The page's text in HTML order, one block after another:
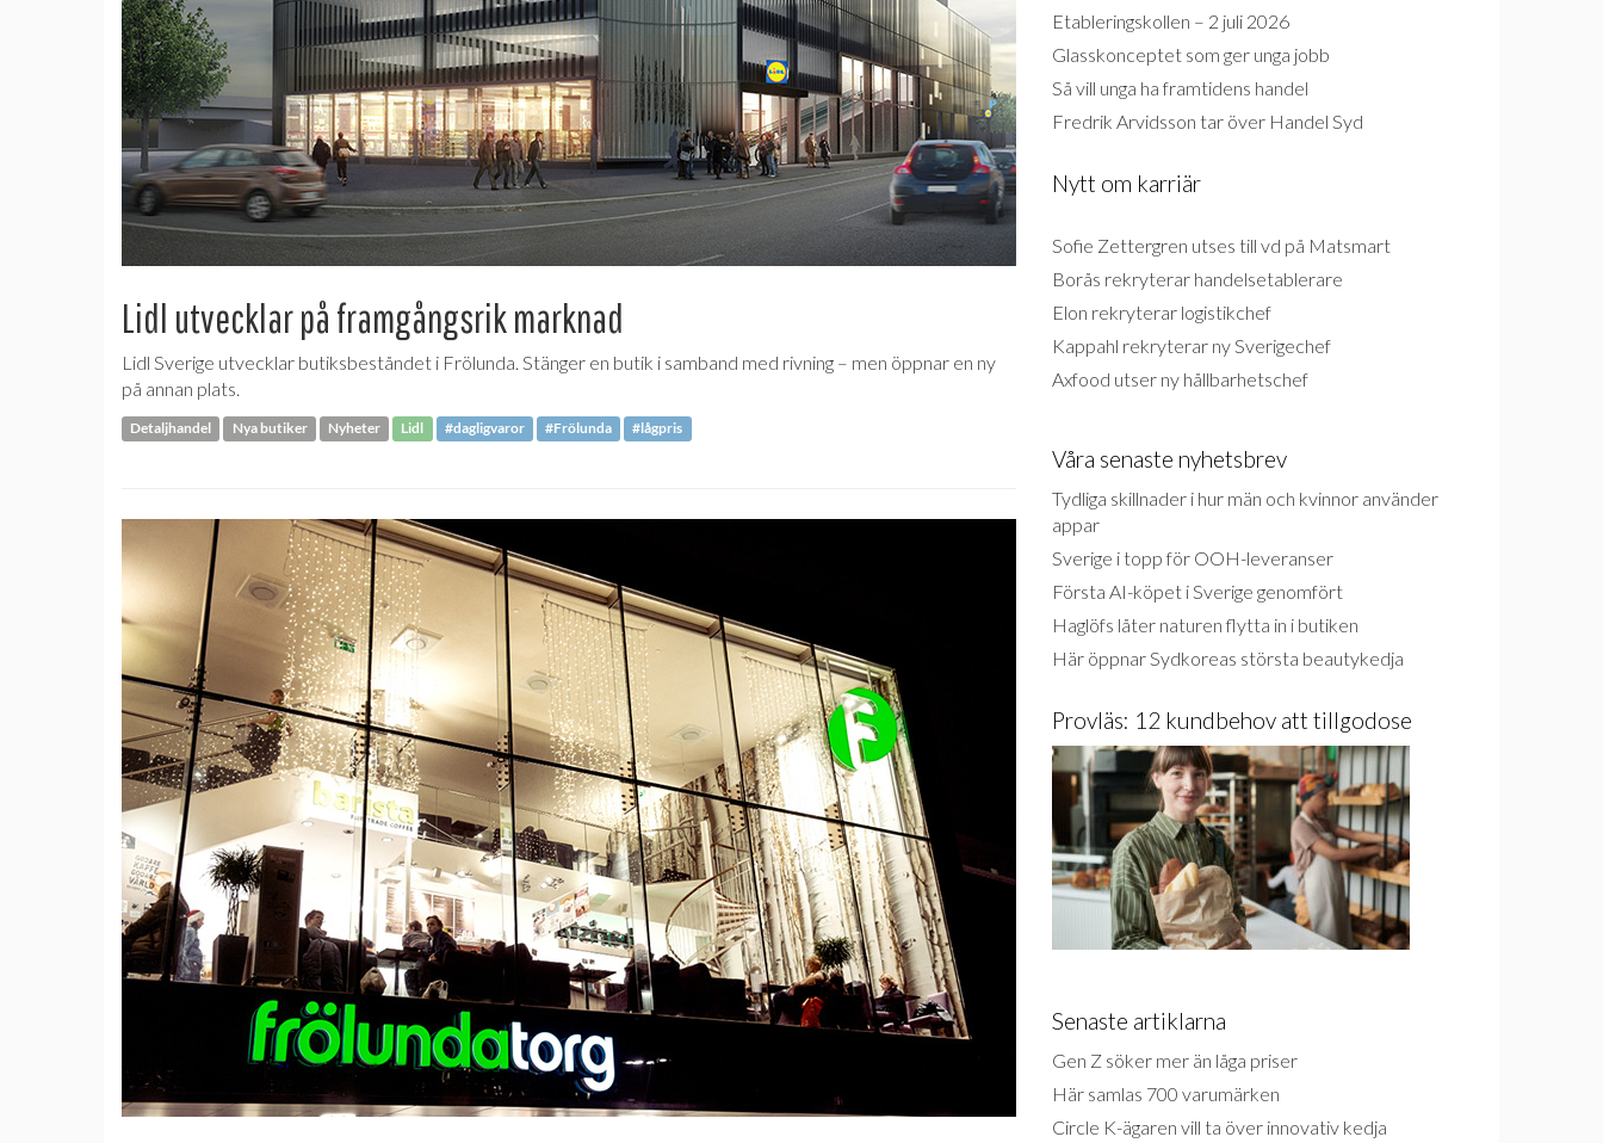
Lidl utvecklar på framgångsrik marknad
Lidl Sverige utvecklar butiksbeståndet i Frölunda. Stänger en butik i samband med rivning – men öppnar en ny
på annan plats.
Detaljhandel Nya butiker Nyheter Lidl #dagligvaror #Frölunda #lågpris
Etableringskollen – 2 juli 2026
Glasskonceptet som ger unga jobb
Så vill unga ha framtidens handel
Fredrik Arvidsson tar över Handel Syd
Nytt om karriär
Sofie Zettergren utses till vd på Matsmart
Borås rekryterar handelsetablerare
Elon rekryterar logistikchef
Kappahl rekryterar ny Sverigechef
Axfood utser ny hållbarhetschef
Våra senaste nyhetsbrev
Tydliga skillnader i hur män och kvinnor använder
appar
Sverige i topp för OOH-leveranser
Första AI-köpet i Sverige genomfört
Haglöfs låter naturen flytta in i butiken
Här öppnar Sydkoreas största beautykedja
Provläs: 12 kundbehov att tillgodose
Senaste artiklarna
Gen Z söker mer än låga priser
Här samlas 700 varumärken
Circle K-ägaren vill ta över innovativ kedja